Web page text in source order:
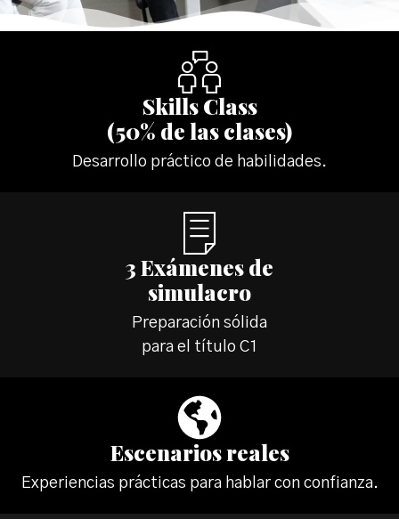
Skills Class
(50% de las clases)
Desarrollo práctico de habilidades.
3 Exámenes de
simulacro
Preparación sólida
para el título C1
Escenarios reales
Experiencias prácticas para hablar con confianza.